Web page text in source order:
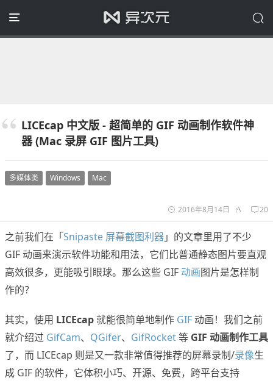
LICEcap 中文版 - 超简单的 GIF 动画制作软件神
器 (Mac 录屏 GIF 图片工具)
多媒体类 Windows Mac
2016年8月14日 20
之前我们在「Snipaste 屏幕截图利器」的文章里用了不少
GIF 动画来演示软件功能和用法，它们比普通静态图片要直观
高效很多，更能吸引眼球。那么这些 GIF 动画图片是怎样制
作的？
其实，使用 LICEcap就能很简单地制作 GIF动画！我们之前
就介绍过 GifCam、 QGifer、 GifRocket等 GIF 动画制作工具
了，而 LICEcap 则是又一款非常值得推荐的屏幕录制/录像生
成 GIF 的软件，它体积小巧、开源、免费，跨平台支持